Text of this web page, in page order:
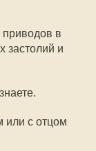
в
застолий и
или с отцом